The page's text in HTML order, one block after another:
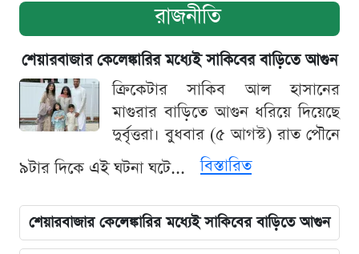
রাজনীতি
শেয়ারবাজার কেলেঙ্কারির মধ্যেই সাকিবের বাড়িতে আগুন
ক্রিকেটার সাকিব আল হাসানের
মাগুরার বাড়িতে আগুন ধরিয়ে দিয়েছে
দুর্বৃত্তরা। বুধবার (৫ আগস্ট) রাত পৌনে
৯টার দিকে এই ঘটনা ঘটে...
বিস্তারিত
শেয়ারবাজার কেলেঙ্কারির মধ্যেই সাকিবের বাড়িতে আগুন